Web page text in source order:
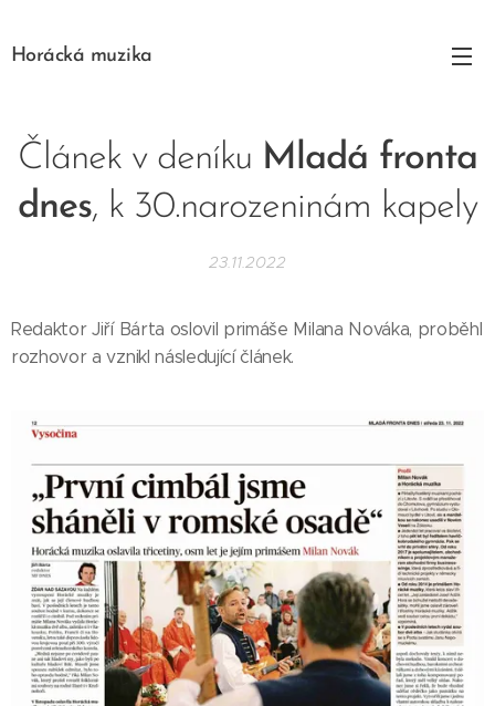
Horácká muzika
Článek v deníku Mladá fronta
dnes, k 30.narozeninám kapely
23.11.2022
Redaktor Jiří Bárta oslovil primáše Milana Nováka, proběhl
rozhovor a vznikl následující článek.